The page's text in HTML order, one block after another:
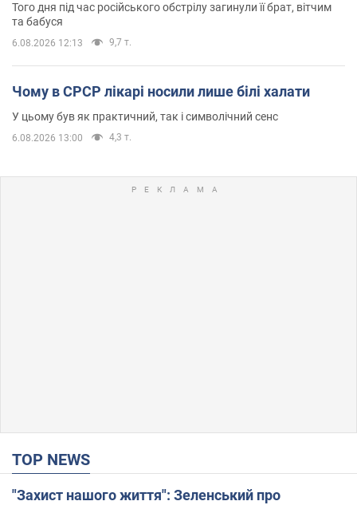
Того дня під час російського обстрілу загинули її брат, вітчим
та бабуся
6.08.2026 12:13 9,7 т.
Чому в СРСР лікарі носили лише білі халати
У цьому був як практичний, так і символічний сенс
6.08.2026 13:00 4,3 т.
TOP NEWS
"Захист нашого життя": Зеленський про